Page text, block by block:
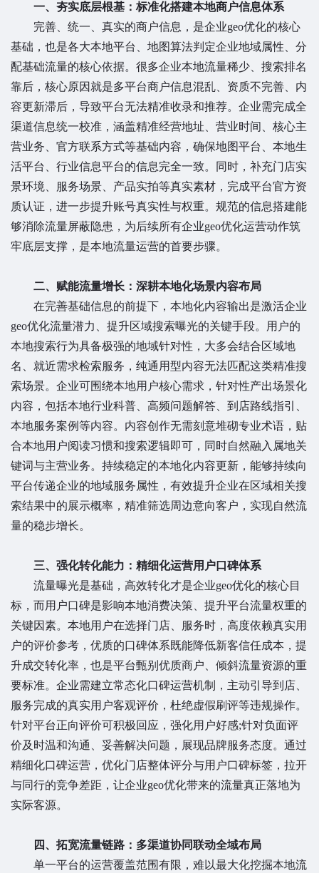
一、夯实底层根基：标准化搭建本地商户信息体系
完善、统一、真实的商户信息，是企业geo优化的核心
基础，也是各大本地平台、地图算法判定企业地域属性、分
配基础流量的核心依据。很多企业本地流量稀少、搜索排名
靠后，核心原因就是多平台商户信息混乱、资质不完善、内
容更新滞后，导致平台无法精准收录和推荐。企业需完成全
渠道信息统一校准，涵盖精准经营地址、营业时间、核心主
营业务、官方联系方式等基础内容，确保地图平台、本地生
活平台、行业信息平台的信息完全一致。同时，补充门店实
景环境、服务场景、产品实拍等真实素材，完成平台官方资
质认证，进一步提升账号真实性与权重。规范的信息搭建能
够消除流量屏蔽隐患，为后续所有企业geo优化运营动作筑
牢底层支撑，是本地流量运营的首要步骤。
二、赋能流量增长：深耕本地化场景内容布局
在完善基础信息的前提下，本地化内容输出是激活企业
geo优化流量潜力、提升区域搜索曝光的关键手段。用户的
本地搜索行为具备极强的地域针对性，大多会结合区域地
名、就近需求检索服务，纯通用型内容无法匹配这类精准搜
索场景。企业可围绕本地用户核心需求，针对性产出场景化
内容，包括本地行业科普、高频问题解答、到店路线指引、
本地服务案例等内容。内容创作无需刻意堆砌专业术语，贴
合本地用户阅读习惯和搜索逻辑即可，同时自然融入属地关
键词与主营业务。持续稳定的本地化内容更新，能够持续向
平台传递企业的地域服务属性，有效提升企业在区域相关搜
索结果中的展示概率，精准筛选周边意向客户，实现自然流
量的稳步增长。
三、强化转化能力：精细化运营用户口碑体系
流量曝光是基础，高效转化才是企业geo优化的核心目
标，而用户口碑是影响本地消费决策、提升平台流量权重的
关键因素。本地用户在选择门店、服务时，高度依赖真实用
户的评价参考，优质的口碑体系既能降低新客信任成本，提
升成交转化率，也是平台甄别优质商户、倾斜流量资源的重
要标准。企业需建立常态化口碑运营机制，主动引导到店、
服务完成的真实用户客观评价，杜绝虚假刷评等违规操作。
针对平台正向评价可积极回应，强化用户好感;针对负面评
价及时温和沟通、妥善解决问题，展现品牌服务态度。通过
精细化口碑运营，优化门店整体评分与用户口碑标签，拉开
与同行的竞争差距，让企业geo优化带来的流量真正落地为
实际客源。
四、拓宽流量链路：多渠道协同联动全域布局
单一平台的运营覆盖范围有限，难以最大化挖掘本地流